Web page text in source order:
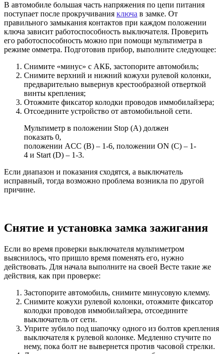
В автомобиле большая часть напряжения по цепи питания
поступает после прокручивания ключа в замке. От
правильного замыкания контактов при каждом положении
ключа зависит работоспособность выключателя. Проверить
его работоспособность можно при помощи мультиметра в
режиме омметра. Подготовив прибор, выполните следующее:
Снимите «минус» с АКБ, застопорите автомобиль;
Снимите верхний и нижний кожухи рулевой колонки,
предварительно вывернув крестообразной отверткой
винты крепления;
Отожмите фиксатор колодки проводов иммобилайзера;
Отсоедините устройство от автомобильной сети.
Мультиметр в положении Stop (A) должен
показать 0,
положении ACC (B) – 1-6, положении ON (C) – 1-
4 и Start (D) – 1-3.
Если диапазон и показания сходятся, а выключатель
исправный, тогда возможно проблема возникла по другой
причине.
Снятие и установка замка зажигания
Если во время проверки выключателя мультиметром
выяснилось, что пришло время поменять его, нужно
действовать. Для начала выполните на своей Весте такие же
действия, как при проверке:
Застопорите автомобиль, снимите минусовую клемму.
Снимите кожухи рулевой колонки, отожмите фиксатор
колодки проводов иммобилайзера, отсоедините
выключатель от сети.
Уприте зубило под шапочку одного из болтов крепления
выключателя к рулевой колонке. Медленно стучите по
нему, пока болт не вывернется против часовой стрелки.